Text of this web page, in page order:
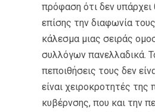
πρόφαση ότι δεν υπάρχει
επίσης την διαφωνία
κάλεσμα μιας σειράς
συλλόγων πανελλαδικά.
πεποιθήσεις τους δεν
είναι χειροκροτητές της
κυβέρνσης, που και την